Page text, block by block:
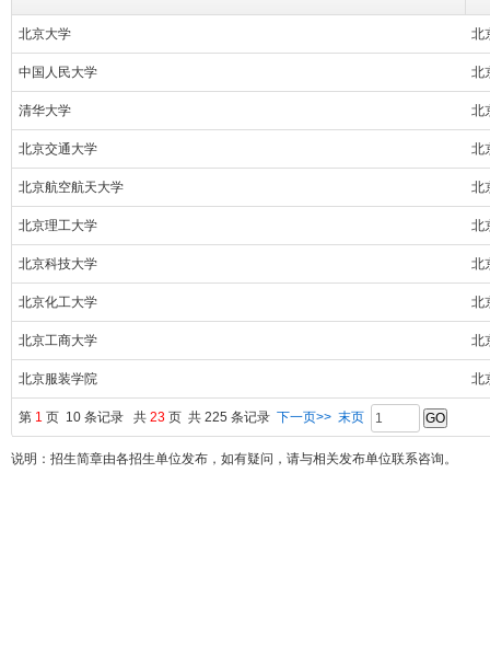
北京大学 北
中国人民大学 北
清华大学 北
北京交通大学 北
北京航空航天大学 北
北京理工大学 北
北京科技大学 北
北京化工大学 北
北京工商大学 北
北京服装学院 北
第 1 页 10 条记录 共 23 页 共 225 条记录 下一页>> 末页
说明：招生简章由各招生单位发布，如有疑问，请与相关发布单位联系咨询。